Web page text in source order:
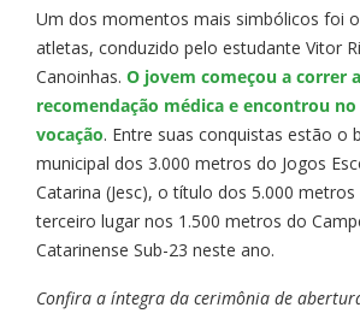
Um dos momentos mais simbólicos foi
atletas, conduzido pelo estudante Vitor
Canoinhas. O jovem começou a correr
recomendação médica e encontrou
vocação. Entre suas conquistas estão o
municipal dos 3.000 metros do Jogos
Catarina (Jesc), o título dos 5.000 metros
terceiro lugar nos 1.500 metros do
Catarinense Sub-23 neste ano.
Confira a íntegra da cerimônia de